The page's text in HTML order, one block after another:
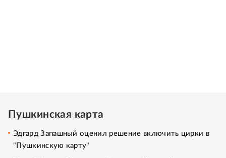
Пушкинская карта
Эдгард Запашный оценил решение включить цирки в
"Пушкинскую карту"